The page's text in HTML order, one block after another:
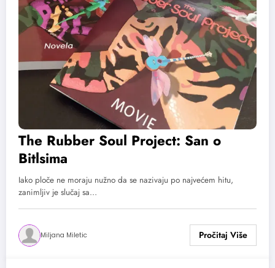
The Rubber Soul Project: San o
Bitlsima
Iako ploče ne moraju nužno da se nazivaju po najvećem hitu,
zanimljiv je slučaj sa…
Miljana Miletic